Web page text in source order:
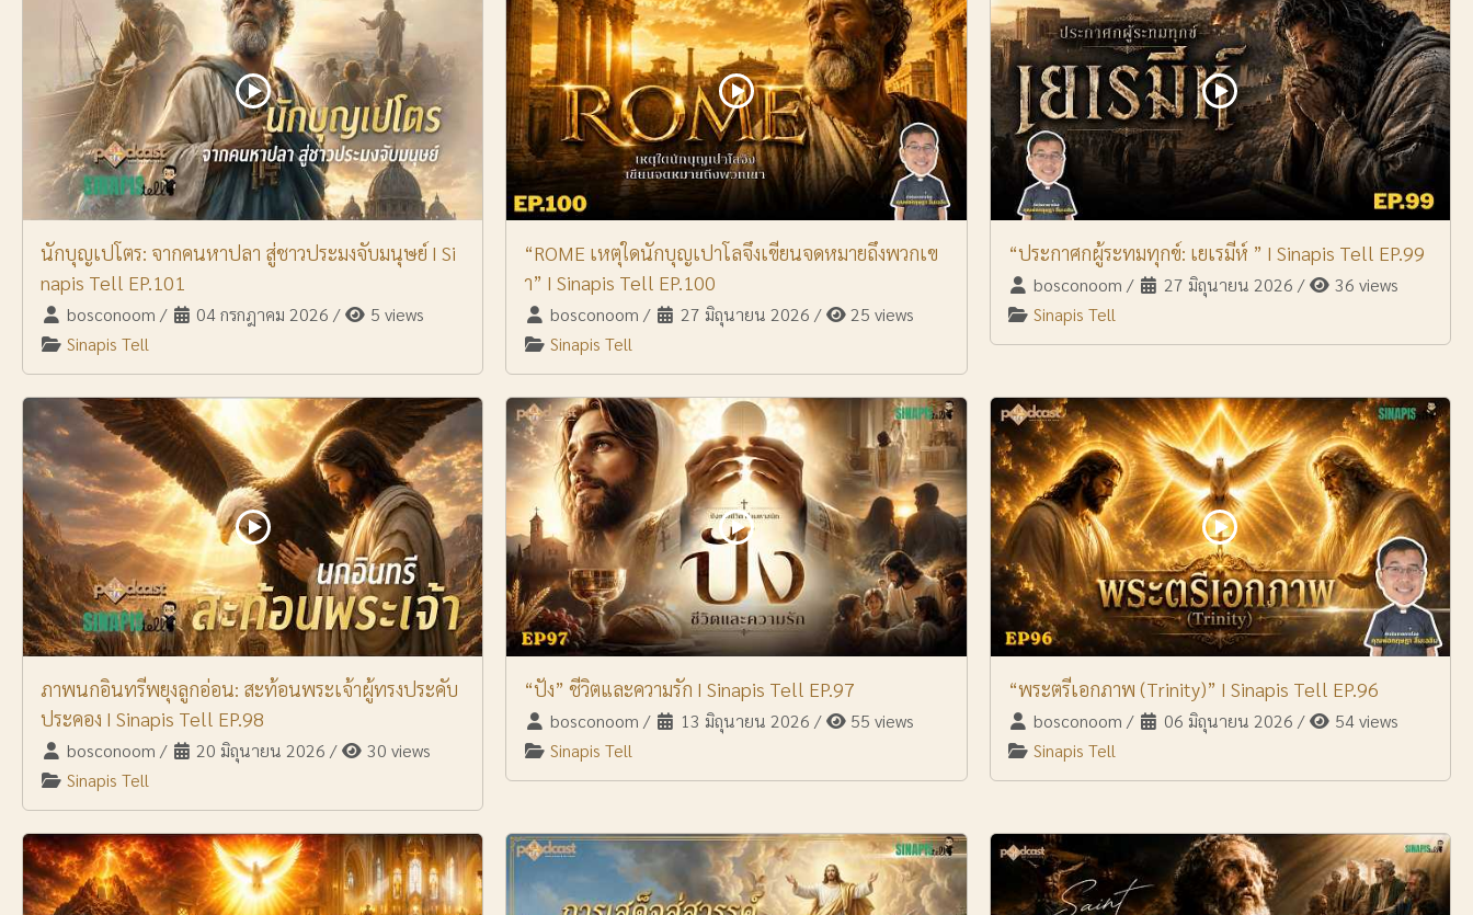
นักบุญเปโตร: จากคนหาปลา สู่ชาวประมงจับมนุษย์ I Si
napis Tell EP.101
bosconoom / 04 กรกฎาคม 2026 /
5 views
Sinapis Tell
“ROME เหตุใดนักบุญเปาโลจึงเขียนจดหมายถึงพวกเข
า” I Sinapis Tell EP.100
bosconoom / 27 มิถุนายน 2026 /
25 views
Sinapis Tell
“ประกาศกผู้ระทมทุกข์: เยเรมีห์ ” I Sinapis Tell EP.99
bosconoom / 27 มิถุนายน 2026 /
36 views
Sinapis Tell
ภาพนกอินทรีพยุงลูกอ่อน: สะท้อนพระเจ้าผู้ทรงประคับ
ประคอง I Sinapis Tell EP.98
bosconoom / 20 มิถุนายน 2026 /
30 views
Sinapis Tell
“ปัง” ชีวิตและความรัก I Sinapis Tell EP.97
bosconoom / 13 มิถุนายน 2026 /
55 views
Sinapis Tell
“พระตรีเอกภาพ (Trinity)” I Sinapis Tell EP.96
bosconoom / 06 มิถุนายน 2026 /
54 views
Sinapis Tell